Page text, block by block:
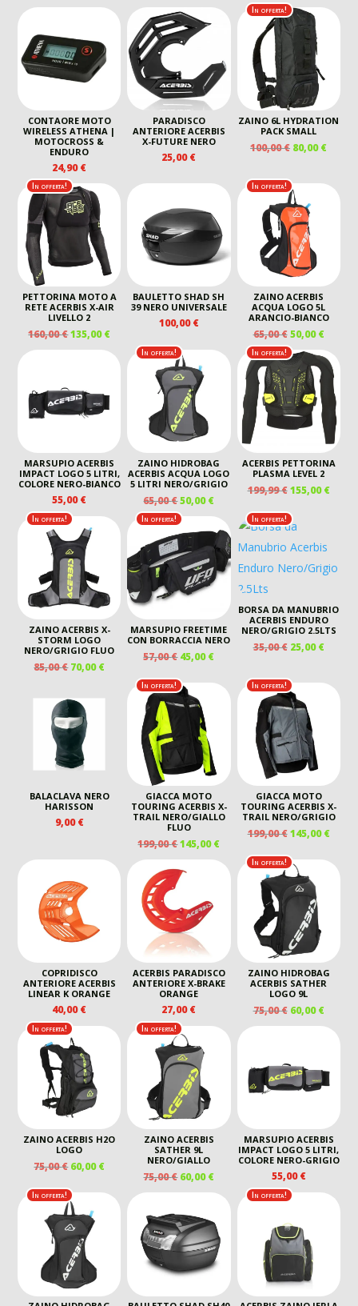
CONTAORE MOTO
WIRELESS ATHENA |
MOTOCROSS &
ENDURO
24,90€
PARADISCO
ANTERIORE ACERBIS
X-FUTURE NERO
25,00€
In offerta!
ZAINO 6L HYDRATION
PACK SMALL
100,00€ IL
ERA:
100,00 €.
80,00€IL
È:
In offerta!
PETTORINA MOTO A
RETE ACERBIS X-AIR
LIVELLO 2
160,00€IL
PREZZO
ORIGINALE
160,00 €.
135,00€IL
PREZZO
ATTUALE
BAULETTO SHAD SH
39 NERO UNIVERSALE
100,00€
In offerta!
ZAINO ACERBIS
ACQUA LOGO 5L
ARANCIO-BIANCO
65,00€ IL
PREZZO
ORIGINALE
ERA:
65,00 €.
50,00€IL
50,00
MARSUPIO ACERBIS
IMPACT LOGO 5 LITRI,
COLORE NERO-BIANCO
55,00€
In offerta!
ZAINO HIDROBAG
ACERBIS ACQUA LOGO
5 LITRI NERO/GRIGIO
65,00€IL
PREZZO
ORIGINALE
ERA:
65,00 €.
50,00€IL
PREZZO
ATTUALE
È:
50,00 €.
In offerta!
ACERBIS PETTORINA
PLASMA LEVEL 2
199,99€ IL
ORIGINALE
ERA:
199,99 €.
155,00€IL
In offerta!
ZAINO ACERBIS X-
STORM LOGO
NERO/GRIGIO FLUO
85,00€ IL
ERA:
85,00 €.
70,00€IL
PREZZO
ATTUALE
In offerta!
MARSUPIO FREETIME
CON BORRACCIA NERO
57,00€ IL
ORIGINALE
ERA:
57,00 €.
45,00€IL
ATTUALE
In offerta!
BORSA DA MANUBRIO
ACERBIS ENDURO
NERO/GRIGIO 2.5LTS
35,00€ IL
ERA:
35,00 €.
25,00€IL
È:
BALACLAVA NERO
HARISSON
9,00€
In offerta!
GIACCA MOTO
TOURING ACERBIS X-
TRAIL NERO/GIALLO
FLUO
199,00€IL
PREZZO
ORIGINALE
199,00 €.
145,00€IL
PREZZO
ATTUALE
145,00 €.
In offerta!
GIACCA MOTO
TOURING ACERBIS X-
TRAIL NERO/GRIGIO
199,00€ IL
ORIGINALE
ERA:
199,00 €.
145,00€IL
COPRIDISCO
ANTERIORE ACERBIS
LINEAR K ORANGE
40,00€
ACERBIS PARADISCO
ANTERIORE X-BRAKE
ORANGE
27,00€
In offerta!
ZAINO HIDROBAG
ACERBIS SATHER
LOGO 9L
75,00€ IL
PREZZO
ORIGINALE
75,00 €.
60,00€IL
In offerta!
ZAINO ACERBIS H2O
LOGO
75,00€ IL
ORIGINALE
ERA:
75,00 €.
60,00€IL
PREZZO
ATTUALE
In offerta!
ZAINO ACERBIS
SATHER 9L
NERO/GIALLO
75,00€ IL
PREZZO
ORIGINALE
ERA:
75,00 €.
60,00€IL
PREZZO
ATTUALE
È:
60,00 €.
MARSUPIO ACERBIS
IMPACT LOGO 5 LITRI,
COLORE NERO-GRIGIO
55,00€
In offerta! In offerta!